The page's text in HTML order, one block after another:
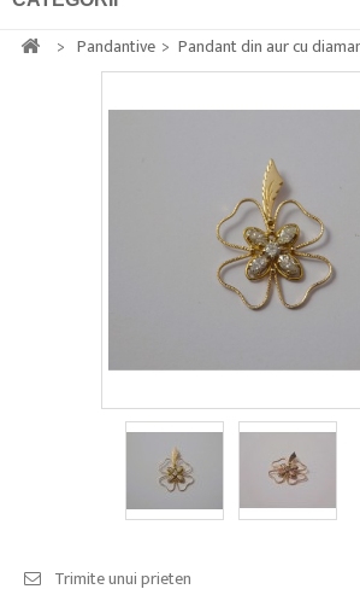
> Pandantive > Pandant din aur cu
Trimite unui prieten